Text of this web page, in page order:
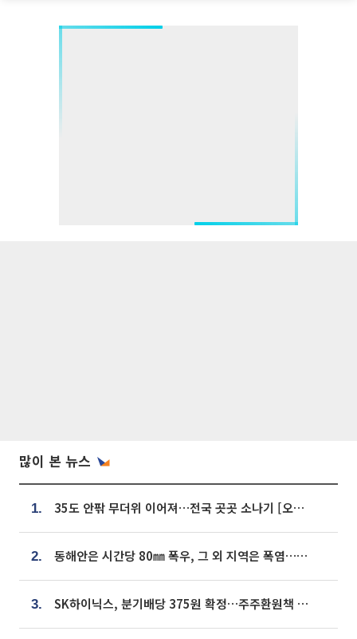
많이 본 뉴스
1. 35도 안팎 무더위 이어져…전국 곳곳 소나기 [오늘 날씨]
2. 동해안은 시간당 80㎜ 폭우, 그 외 지역은 폭염…‘극과 극 날씨’
3. SK하이닉스, 분기배당 375원 확정…주주환원책 9월로 앞당겨 발표